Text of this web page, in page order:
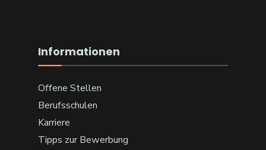
Informationen
Offene Stellen
Berufsschulen
Karriere
Tipps zur Bewerbung